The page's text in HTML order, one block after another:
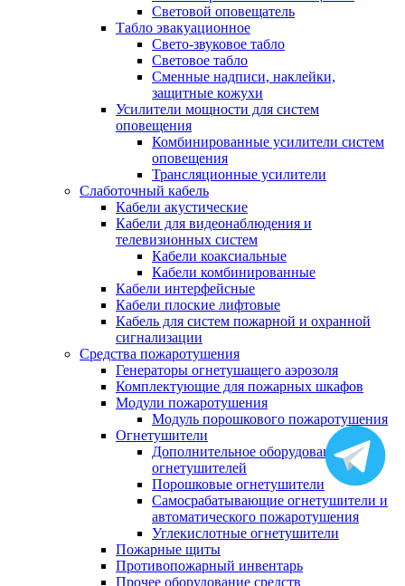
Световой оповещатель
Табло эвакуационное
Свето-звуковое табло
Световое табло
Сменные надписи, наклейки,
защитные кожухи
Усилители мощности для систем
оповещения
Комбинированные усилители систем
оповещения
Трансляционные усилители
Слаботочный кабель
Кабели акустические
Кабели для видеонаблюдения и
телевизионных систем
Кабели коаксиальные
Кабели комбинированные
Кабели интерфейсные
Кабели плоские лифтовые
Кабель для систем пожарной и охранной
сигнализации
Средства пожаротушения
Генераторы огнетушащего аэрозоля
Комплектующие для пожарных шкафов
Модули пожаротушения
Модуль порошкового пожаротушения
Огнетушители
Дополнительное оборудование для
огнетушителей
Порошковые огнетушители
Самосрабатывающие огнетушители и
автоматического пожаротушения
Углекислотные огнетушители
Пожарные щиты
Противопожарный инвентарь
Прочее оборудование средств